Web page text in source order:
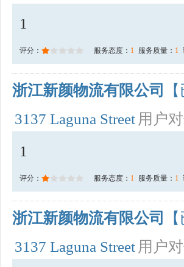
1
评分： 服务态度： 1 服务质量： 1
浙江新颜物流有限公司
3137 Laguna Street 用户
1
评分： 服务态度： 1 服务质量： 1
浙江新颜物流有限公司
3137 Laguna Street 用户